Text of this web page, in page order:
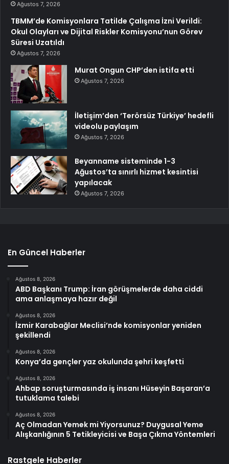
Ağustos 7, 2026
TBMM’de Komisyonlara Tatilde Çalışma İzni Verildi:
Okul Olayları ve Dijital Riskler Komisyonu’nun Görev
Süresi Uzatıldı
Ağustos 7, 2026
Murat Ongun CHP’den istifa etti
Ağustos 7, 2026
İletişim’den ‘Terörsüz Türkiye’ hedefli
videolu paylaşım
Ağustos 7, 2026
Beyanname sisteminde 1-3
Ağustos’ta sınırlı hizmet kesintisi
yapılacak
Ağustos 7, 2026
En Güncel Haberler
Ağustos 8, 2026
ABD Başkanı Trump: İran görüşmelerde daha ciddi
ama anlaşmaya hazır değil
Ağustos 8, 2026
İzmir Karabağlar Meclisi’nde komisyonlar yeniden
şekillendi
Ağustos 8, 2026
Konya’da gençler yaz okulunda şehri keşfetti
Ağustos 8, 2026
Ahbap soruşturmasında iş insanı Hüseyin Başaran’a
tutuklama talebi
Ağustos 8, 2026
Aç Olmadan Yemek mi Yiyorsunuz? Duygusal Yeme
Alışkanlığının 5 Tetikleyicisi ve Başa Çıkma Yöntemleri
Rastgele Haberler